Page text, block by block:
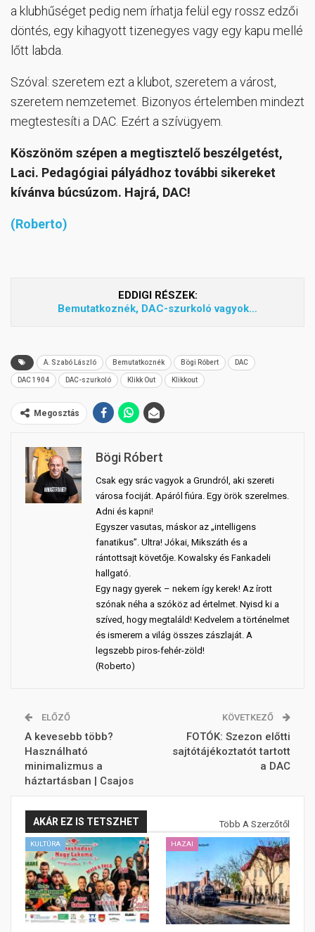
a klubhűséget pedig nem írhatja felül egy rossz edzői
döntés, egy kihagyott tizenegyes vagy egy kapu mellé
lőtt labda.
Szóval: szeretem ezt a klubot, szeretem a várost,
szeretem nemzetemet. Bizonyos értelemben mindezt
megtestesíti a DAC. Ezért a szívügyem.
Köszönöm szépen a megtisztelő beszélgetést,
Laci. Pedagógiai pályádhoz további sikereket
kívánva búcsúzom. Hajrá, DAC!
(Roberto)
EDDIGI RÉSZEK:
Bemutatkoznék, DAC-szurkoló vagyok…
A. Szabó László Bemutatkoznék Bögi Róbert DAC
DAC 1904 DAC-szurkoló Klikk Out Klikkout
Megosztás
Bögi Róbert
Csak egy srác vagyok a Grundról, aki szereti
városa fociját. Apáról fiúra. Egy örök szerelmes.
Adni és kapni!
Egyszer vasutas, máskor az „intelligens
fanatikus”. Ultra! Jókai, Mikszáth és a
rántottsajt követője. Kowalsky és Fankadeli
hallgató.
Egy nagy gyerek – nekem így kerek! Az írott
szónak néha a szóköz ad értelmet. Nyisd ki a
szíved, hogy megtaláld! Kedvelem a történelmet
és ismerem a világ összes zászlaját. A
legszebb piros-fehér-zöld!
(Roberto)
ELŐZŐ
A kevesebb több?
Használható
minimalizmus a
háztartásban | Csajos
KÖVETKEZŐ
FOTÓK: Szezon előtti
sajtótájékoztatót tartott
a DAC
AKÁR EZ IS TETSZHET Több A Szerzőtől
KULTÚRA HAZAI